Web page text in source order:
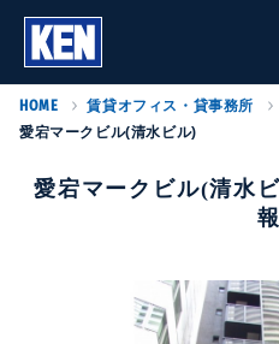
HOME 賃貸オフィス・貸事務所
愛宕マークビル(清水ビル)
愛宕マークビル(清水
報